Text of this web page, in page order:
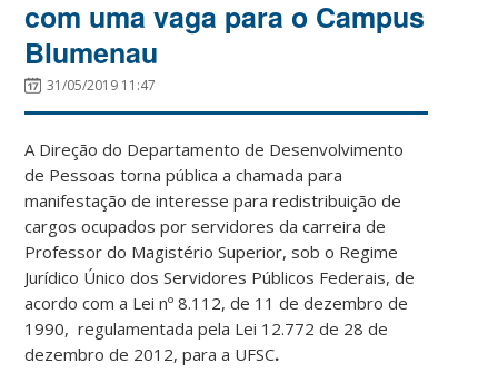
com uma vaga para o Campus
Blumenau
31/05/2019 11:47
A Direção do Departamento de Desenvolvimento
de Pessoas torna pública a chamada para
manifestação de interesse para redistribuição de
cargos ocupados por servidores da carreira de
Professor do Magistério Superior, sob o Regime
Jurídico Único dos Servidores Públicos Federais, de
acordo com a Lei nº 8.112, de 11 de dezembro de
1990, regulamentada pela Lei 12.772 de 28 de
dezembro de 2012, para a UFSC.